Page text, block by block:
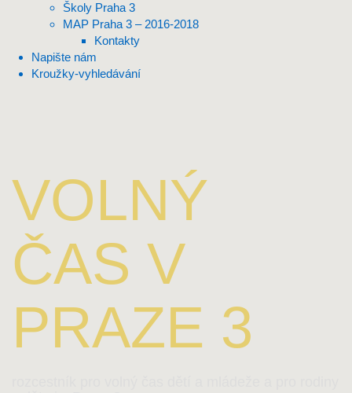
Školy Praha 3
MAP Praha 3 – 2016-2018
Kontakty
Napište nám
Kroužky-vyhledávání
VOLNÝ
ČAS V
PRAZE 3